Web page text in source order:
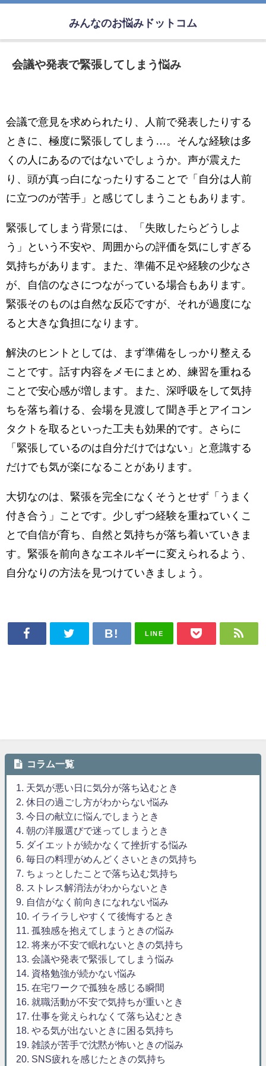
みんなのお悩みドットコム
会議や発表で緊張してしまう悩み
会議で意見を求められたり、人前で発表したりする
ときに、極度に緊張してしまう…。そんな経験は多
くの人にあるのではないでしょうか。声が震えた
り、頭が真っ白になったりすることで「自分は人前
に立つのが苦手」と感じてしまうこともあります。
緊張してしまう背景には、「失敗したらどうしよ
う」という不安や、周囲からの評価を気にしすぎる
気持ちがあります。また、準備不足や経験の少なさ
が、自信のなさにつながっている場合もあります。
緊張そのものは自然な反応ですが、それが過度にな
ると大きな負担になります。
解決のヒントとしては、まず準備をしっかり整える
ことです。話す内容をメモにまとめ、練習を重ねる
ことで安心感が増します。また、深呼吸をして気持
ちを落ち着ける、会場を見渡して聞き手とアイコン
タクトを取るといった工夫も効果的です。さらに
「緊張しているのは自分だけではない」と意識する
だけでも気が楽になることがあります。
大切なのは、緊張を完全になくそうとせず「うまく
付き合う」ことです。少しずつ経験を重ねていくこ
とで自信が育ち、自然と気持ちが落ち着いていきま
す。緊張を前向きなエネルギーに変えられるよう、
自分なりの方法を見つけていきましょう。
LINE
コラム一覧
1. 天気が悪い日に気分が落ち込むとき
2. 休日の過ごし方がわからない悩み
3. 今日の献立に悩んでしまうとき
4. 朝の洋服選びで迷ってしまうとき
5. ダイエットが続かなくて挫折する悩み
6. 毎日の料理がめんどくさいときの気持ち
7. ちょっとしたことで落ち込む気持ち
8. ストレス解消法がわからないとき
9. 自信がなく前向きになれない悩み
10. イライラしやすくて後悔するとき
11. 孤独感を抱えてしまうときの悩み
12. 将来が不安で眠れないときの気持ち
13. 会議や発表で緊張してしまう悩み
14. 資格勉強が続かない悩み
15. 在宅ワークで孤独を感じる瞬間
16. 就職活動が不安で気持ちが重いとき
17. 仕事を覚えられなくて落ち込むとき
18. やる気が出ないときに困る気持ち
19. 雑談が苦手で沈黙が怖いときの悩み
20. SNS疲れを感じたときの気持ち